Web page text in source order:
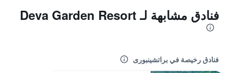
فنادق مشابهة لـ Deva Garden Resort
فنادق رخيصة في براتشينبورى